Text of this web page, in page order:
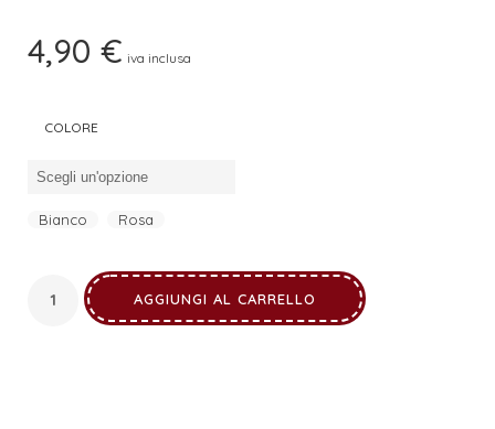
4,90 € iva inclusa
COLORE
Bianco Rosa
AGGIUNGI AL CARRELLO